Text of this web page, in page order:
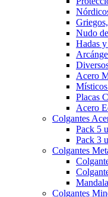
Nudo
Hadas
Acero
Placas
Acero
Colgantes
Pack 5
Pack 3
Colgantes
Colgantes